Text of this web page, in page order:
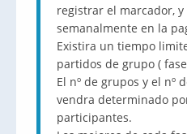
registrar el marcador,
semanalmente en la
Existira un tiempo
partidos de grupo (
El nº de grupos y el nº
vendra determinado
participantes.